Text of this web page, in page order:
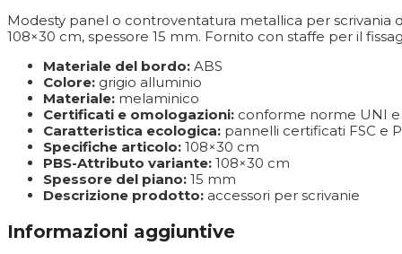
Modesty panel o controventatura metallica per scrivania
108×30 cm, spessore 15 mm. Fornito con staffe per il
Materiale del bordo: ABS
Colore: grigio alluminio
Materiale: melaminico
Certificati e omologazioni: conforme norme UNI e
Caratteristica ecologica: pannelli certificati FSC e
Specifiche articolo: 108×30 cm
PBS-Attributo variante: 108×30 cm
Spessore del piano: 15 mm
Descrizione prodotto: accessori per scrivanie
Informazioni aggiuntive